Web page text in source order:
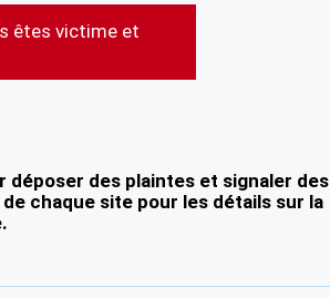
êtes victime et
des plaintes et signaler des
chaque site pour les détails sur la